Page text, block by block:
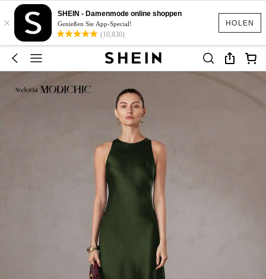
HOLEN
×
SHEIN - Damenmode online shoppen
Genießen Sie App-Special!
(10,830)